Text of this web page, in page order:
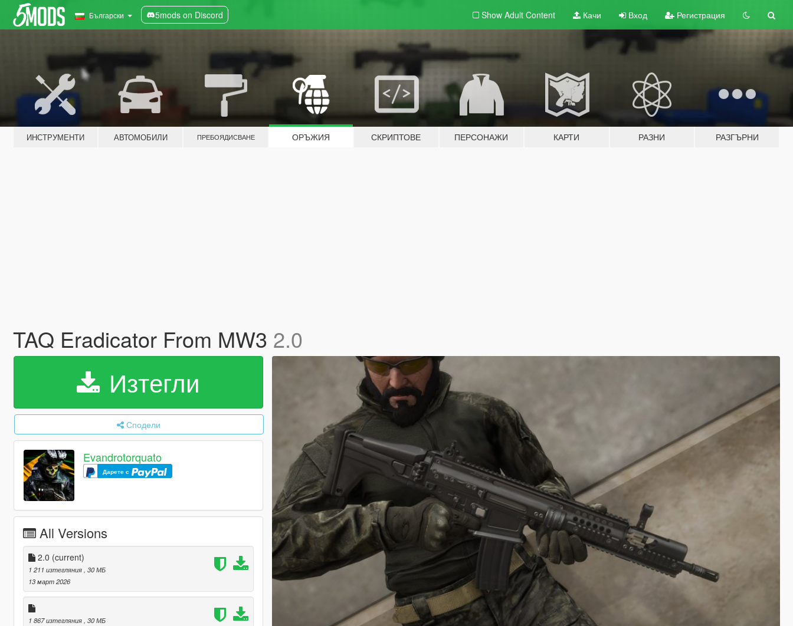
Български 5mods on Discord Show Adult Content Качи Вход Регистрация
ИНСТРУМЕНТИ АВТОМОБИЛИ ПРЕБОЯДИСВАНЕ ОРЪЖИЯ СКРИПТОВЕ ПЕРСОНАЖИ КАРТИ РАЗНИ РАЗГЪРНИ
TAQ Eradicator From MW3 2.0
Изтегли
Сподели
Evandrotorquato
Дарете с
All Versions
2.0 (current)
1 211 изтегляния , 30 МБ
13 март 2026
1 867 изтегляния , 30 МБ